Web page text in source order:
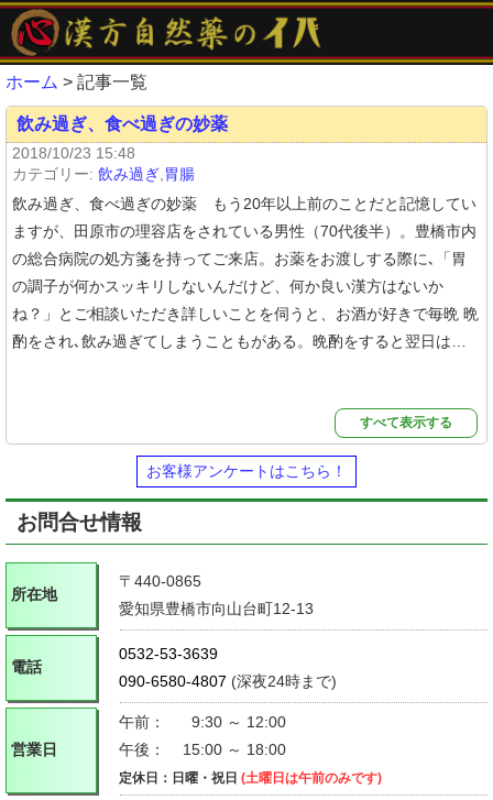
ホーム > 記事一覧
飲み過ぎ、食べ過ぎの妙薬
2018/10/23 15:48
カテゴリー: 飲み過ぎ, 胃腸
飲み過ぎ、食べ過ぎの妙薬 もう20年以上前のことだと記憶してい
ますが、田原市の理容店をされている男性（70代後半）。豊橋市内
の総合病院の処方箋を持ってご来店。お薬をお渡しする際に､「胃
の調子が何かスッキリしないんだけど、何か良い漢方はないか
ね？」とご相談いただき詳しいことを伺うと、お酒が好きで毎晩 晩
酌をされ､飲み過ぎてしまうこともがある。晩酌をすると翌日は…
すべて表示する
お客様アンケートはこちら！
お問合せ情報
所在地
〒440-0865
愛知県豊橋市向山台町12-13
電話
0532-53-3639
090-6580-4807 (深夜24時まで)
営業日
午前：
9:30 ～ 12:00
午後：
15:00 ～ 18:00
定休日：日曜・祝日 (土曜日は午前のみです)